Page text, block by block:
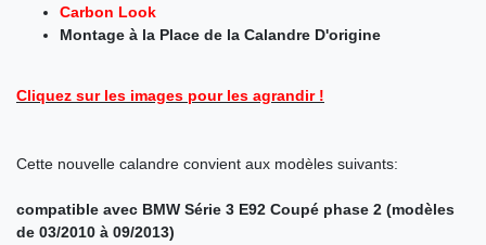
Carbon Look
Montage à la Place de la Calandre D'origine
Cliquez sur les images pour les agrandir !
Cette nouvelle calandre convient aux modèles suivants:
compatible avec BMW Série 3 E92 Coupé phase 2 (modèles
de 03/2010 à 09/2013)